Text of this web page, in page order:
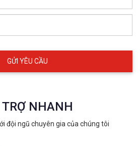
TRỢ NHANH
đội ngũ chuyên gia của chúng tôi